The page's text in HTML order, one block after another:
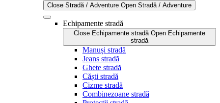
Close Stradă / Adventure Open Stradă / Adventure
Echipamente stradă
Close Echipamente stradă Open Echipamente
stradă
Manuși stradă
Jeans stradă
Ghete stradă
Căști stradă
Cizme stradă
Combinezoane stradă